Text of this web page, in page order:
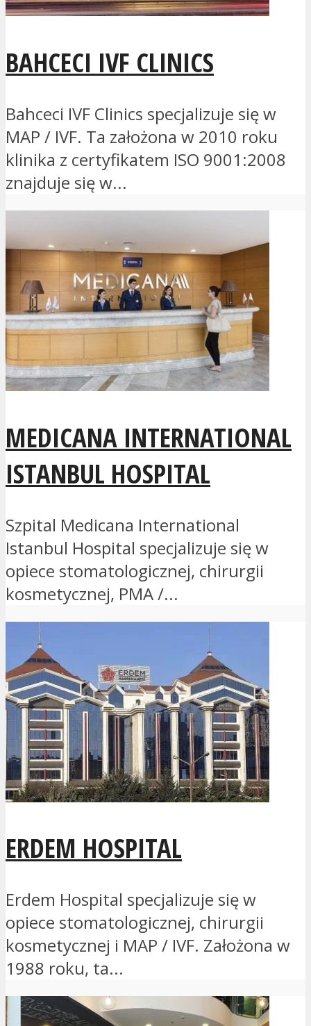
BAHCECI IVF CLINICS
Bahceci IVF Clinics specjalizuje się w
MAP / IVF. Ta założona w 2010 roku
klinika z certyfikatem ISO 9001:2008
znajduje się w...
MEDICANA INTERNATIONAL
ISTANBUL HOSPITAL
Szpital Medicana International
Istanbul Hospital specjalizuje się w
opiece stomatologicznej, chirurgii
kosmetycznej, PMA /...
ERDEM HOSPITAL
Erdem Hospital specjalizuje się w
opiece stomatologicznej, chirurgii
kosmetycznej i MAP / IVF. Założona w
1988 roku, ta...